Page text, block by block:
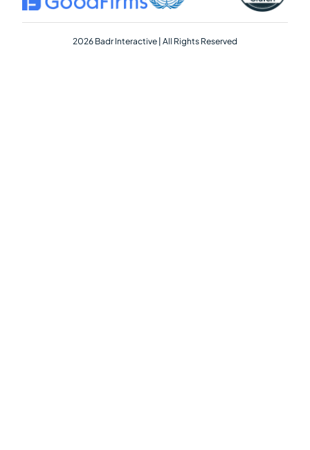
2026 Badr Interactive | All Rights Reserved